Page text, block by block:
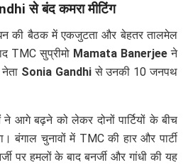
से बंद कमरा मीटिंग
की बैठक में एकजुटता और बेहतर तालमेल
TMC सुप्रीमो Mamata Banerjee ने
Sonia Gandhiसे उनकी 10 जनपथ
आगे बढ़ने को लेकर दोनों पार्टियों के बीच
बंगाल चुनावों में TMC की हार और पार्टी
पर हमलों के बाद बनर्जी और गांधी की यह